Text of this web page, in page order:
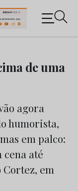
negócios do
de uma
agora
humorista,
em palco:
cena até
em